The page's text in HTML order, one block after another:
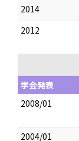
2014
2012
学会発表
2008/01
2004/01